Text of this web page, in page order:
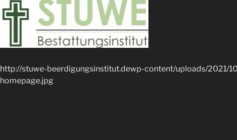
http://stuwe-beerdigungsinstitut.dewp-content/uploads/2021/
homepage.jpg